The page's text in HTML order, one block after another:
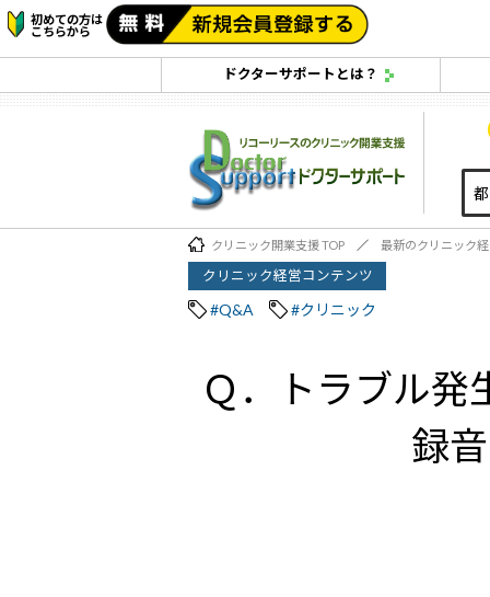
初めての方は
こちらから
ドクターサポートとは？
クリニック開業支援 TOP 最新のクリニック
クリニック経営コンテンツ
#Q&A #クリニック
Ｑ．トラブル発
録